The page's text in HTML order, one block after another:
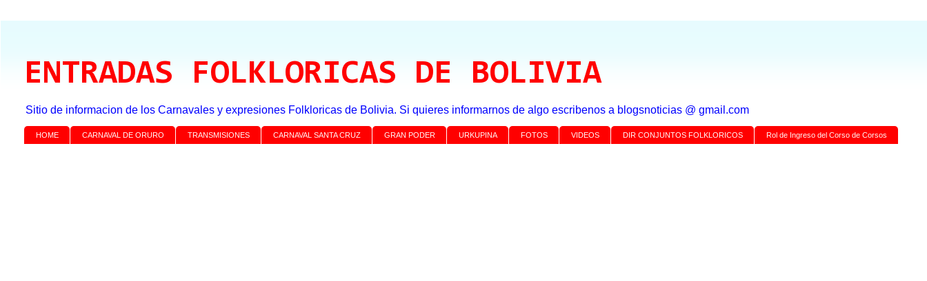
ENTRADAS FOLKLORICAS DE BOLIVIA
Sitio de informacion de los Carnavales y expresiones Folkloricas de Bolivia. Si quieres informarnos de algo escribenos a blogsnoticias @ gmail.com
HOME CARNAVAL DE ORURO TRANSMISIONES CARNAVAL SANTA CRUZ GRAN PODER URKUPINA FOTOS VIDEOS DIR CONJUNTOS FOLKLORICOS Rol de Ingreso del Corso de Corsos